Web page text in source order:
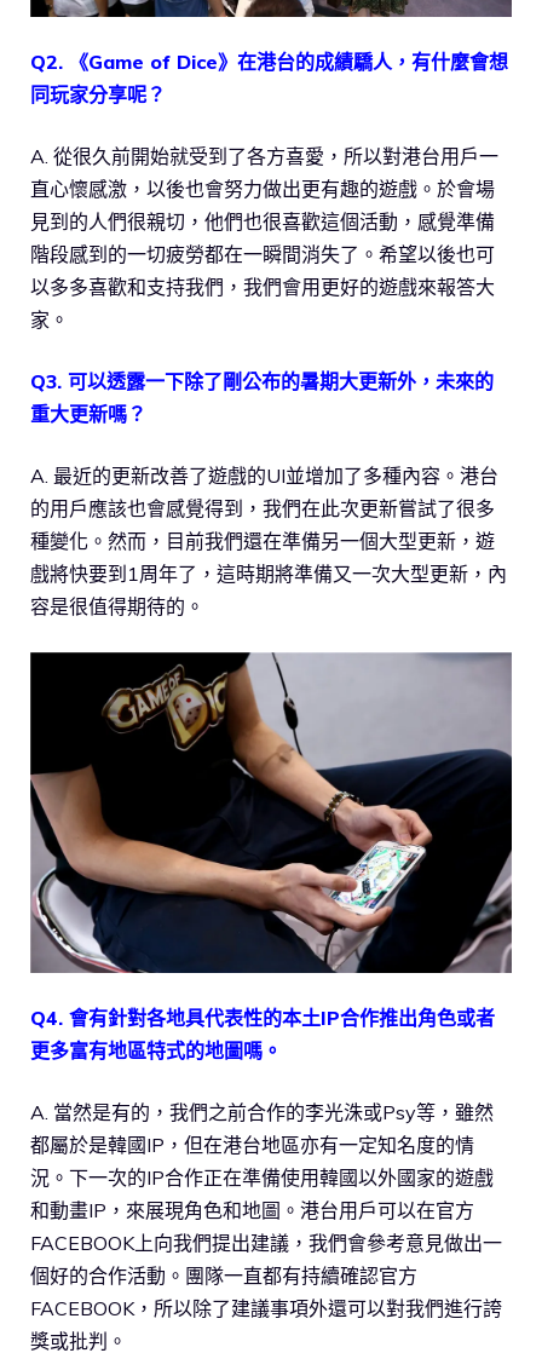
Q2. 《Game of Dice》在港台的成績驕人，有什麼會想
同玩家分享呢？
A. 從很久前開始就受到了各方喜愛，所以對港台用戶一
直心懷感激，以後也會努力做出更有趣的遊戲。於會場
見到的人們很親切，他們也很喜歡這個活動，感覺準備
階段感到的一切疲勞都在一瞬間消失了。希望以後也可
以多多喜歡和支持我們，我們會用更好的遊戲來報答大
家。
Q3. 可以透露一下除了剛公布的暑期大更新外，未來的
重大更新嗎？
A. 最近的更新改善了遊戲的UI並增加了多種內容。港台
的用戶應該也會感覺得到，我們在此次更新嘗試了很多
種變化。然而，目前我們還在準備另一個大型更新，遊
戲將快要到1周年了，這時期將準備又一次大型更新，內
容是很值得期待的。
Q4. 會有針對各地具代表性的本土IP合作推出角色或者
更多富有地區特式的地圖嗎。
A. 當然是有的，我們之前合作的李光洙或Psy等，雖然
都屬於是韓國IP，但在港台地區亦有一定知名度的情
況。下一次的IP合作正在準備使用韓國以外國家的遊戲
和動畫IP，來展現角色和地圖。港台用戶可以在官方
FACEBOOK上向我們提出建議，我們會參考意見做出一
個好的合作活動。團隊一直都有持續確認官方
FACEBOOK，所以除了建議事項外還可以對我們進行誇
獎或批判。